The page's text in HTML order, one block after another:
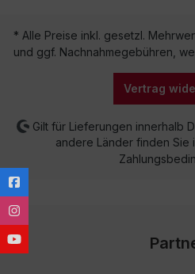
* Alle Preise inkl. gesetzl.
und ggf. Nachnahmegebühren,
Vertrag
Gilt für Lieferungen innerhalb
andere Länder finden Sie